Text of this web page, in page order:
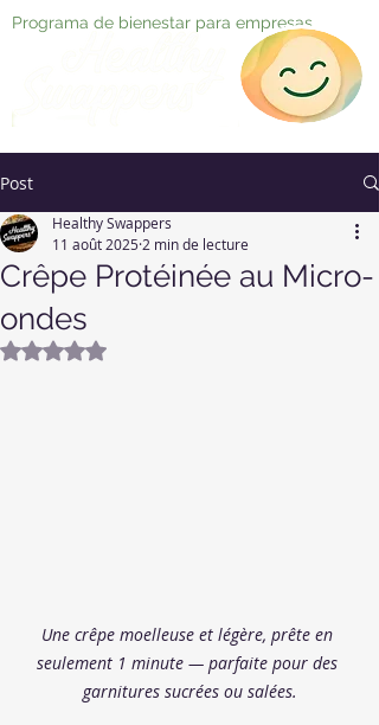
Programa de bienestar para empresas
Post
Crêpe Protéinée au Micro-
ondes
Healthy Swappers
11 août 2025 2 min de lecture
Noté NaN étoiles sur 5.
Une crêpe moelleuse et légère, prête en
seulement 1 minute — parfaite pour des
garnitures sucrées ou salées.